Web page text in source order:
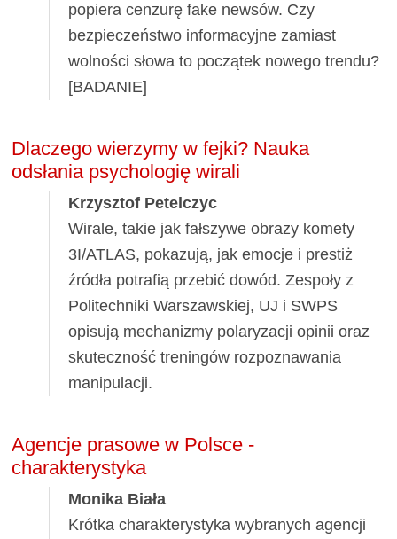
popiera cenzurę fake newsów. Czy
bezpieczeństwo informacyjne zamiast
wolności słowa to początek nowego trendu?
[BADANIE]
Dlaczego wierzymy w fejki? Nauka
odsłania psychologię wirali
Krzysztof Petelczyc
Wirale, takie jak fałszywe obrazy komety
3I/ATLAS, pokazują, jak emocje i prestiż
źródła potrafią przebić dowód. Zespoły z
Politechniki Warszawskiej, UJ i SWPS
opisują mechanizmy polaryzacji opinii oraz
skuteczność treningów rozpoznawania
manipulacji.
Agencje prasowe w Polsce -
charakterystyka
Monika Biała
Krótka charakterystyka wybranych agencji